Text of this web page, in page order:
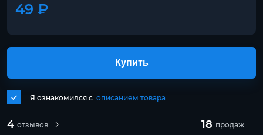
49 ₽
4 отзывов 18 продаж
Я ознакомился с описанием товара
Купить